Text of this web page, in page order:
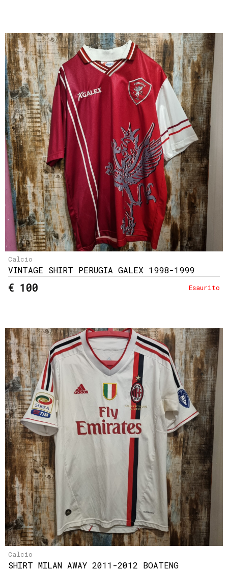
Calcio
VINTAGE SHIRT PERUGIA GALEX 1998-1999
€ 100 Esaurito
Calcio
SHIRT MILAN AWAY 2011-2012 BOATENG